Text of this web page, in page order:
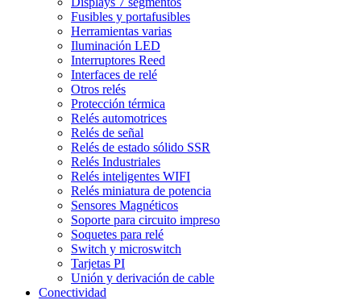
Fusibles y portafusibles
Herramientas varias
Iluminación LED
Interruptores Reed
Interfaces de relé
Otros relés
Protección térmica
Relés automotrices
Relés de señal
Relés de estado sólido SSR
Relés Industriales
Relés inteligentes WIFI
Relés miniatura de potencia
Sensores Magnéticos
Soporte para circuito impreso
Soquetes para relé
Switch y microswitch
Tarjetas PI
Unión y derivación de cable
Conectividad